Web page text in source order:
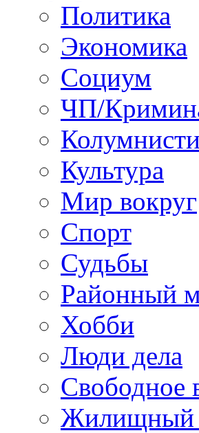
Политика
Экономика
Социум
ЧП/
Культура
Мир вокруг
Спорт
Судьбы
Районный
Хобби
Люди дела
Свободное
Жилищный